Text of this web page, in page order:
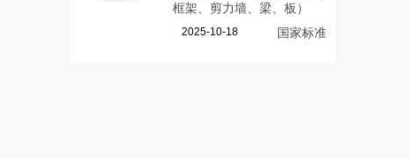
框架、剪力墙、梁、板）
2025-10-18 国家标准